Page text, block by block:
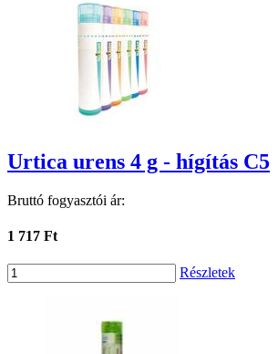
Urtica urens 4 g - hígítás C5
Bruttó fogyasztói ár:
1 717 Ft
Részletek